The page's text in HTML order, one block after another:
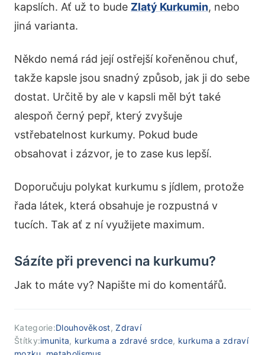
kapslích. Ať už to bude Zlatý Kurkumin, nebo
jiná varianta.
Někdo nemá rád její ostřejší kořeněnou chuť,
takže kapsle jsou snadný způsob, jak ji do sebe
dostat. Určitě by ale v kapsli měl být také
alespoň černý pepř, který zvyšuje
vstřebatelnost kurkumy. Pokud bude
obsahovat i zázvor, je to zase kus lepší.
Doporučuju polykat kurkumu s jídlem, protože
řada látek, která obsahuje je rozpustná v
tucích. Tak ať z ní využijete maximum.
Sázíte při prevenci na kurkumu?
Jak to máte vy? Napište mi do komentářů.
Kategorie:Dlouhověkost,Zdraví
Štítky:imunita, kurkuma a zdravé srdce, kurkuma a zdraví